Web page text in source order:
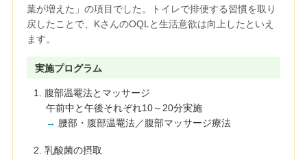
葉が増えた」の項目でした。トイレで排便する習慣を取り
戻したことで、KさんのOQLと生活意欲は向上したといえ
ます。
実施プログラム
1. 腹部温罨法とマッサージ
午前中と午後それぞれ10～20分実施
→ 腰部・腹部温罨法／腹部マッサージ療法
2. 乳酸菌の摂取